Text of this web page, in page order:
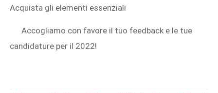
Acquista gli elementi essenziali
Accogliamo con favore il tuo feedback e le tue
candidature per il 2022!